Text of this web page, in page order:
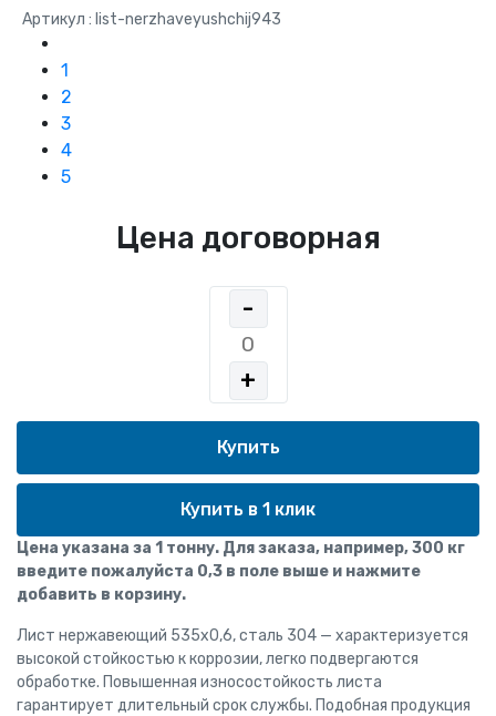
Артикул : list-nerzhaveyushchij943
1
2
3
4
5
Цена договорная
-
+
Купить в 1 клик
Цена указана за 1 тонну. Для заказа, например, 300 кг
введите пожалуйста 0,3 в поле выше и нажмите
добавить в корзину.
Лист нержавеющий 535х0,6, сталь 304 — характеризуется
высокой стойкостью к коррозии, легко подвергаются
обработке. Повышенная износостойкость листа
гарантирует длительный срок службы. Подобная продукция